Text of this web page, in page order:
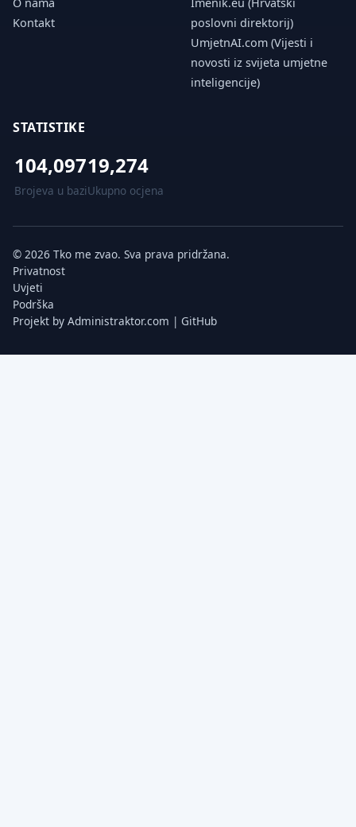
O nama
Kontakt
Imenik.eu (Hrvatski
poslovni direktorij)
UmjetnAI.com (Vijesti i
novosti iz svijeta umjetne
inteligencije)
STATISTIKE
104,097
Brojeva u bazi
19,274
Ukupno ocjena
© 2026 Tko me zvao. Sva prava pridržana.
Privatnost
Uvjeti
Podrška
Projekt by Administraktor.com | GitHub